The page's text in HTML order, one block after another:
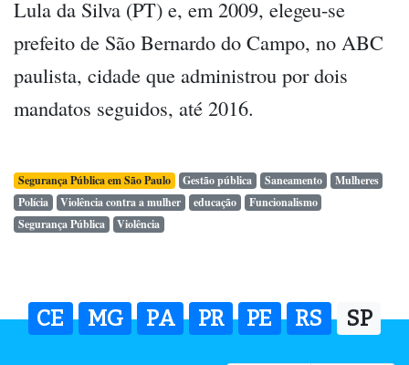
Lula da Silva (PT) e, em 2009, elegeu-se
prefeito de São Bernardo do Campo, no ABC
paulista, cidade que administrou por dois
mandatos seguidos, até 2016.
Segurança Pública em São Paulo Gestão pública Saneamento
Mulheres
Polícia
Violência contra a mulher educação
Funcionalismo
Segurança Pública
Violência
CE MG PA PR PE RS SP